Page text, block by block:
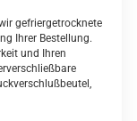
gefriergetrocknete
Ihrer Bestellung.
und Ihren